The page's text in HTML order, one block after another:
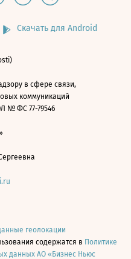
Скачать для Android
в сфере связи,
коммуникаций
№ ФС 77-79546
геолокации
содержатся в Политике
данных АО «Бизнес Ньюс